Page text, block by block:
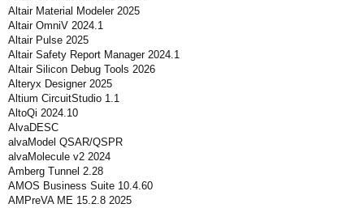
Altair Material Modeler 2025
Altair OmniV 2024.1
Altair Pulse 2025
Altair Safety Report Manager 2024.1
Altair Silicon Debug Tools 2026
Alteryx Designer 2025
Altium CircuitStudio 1.1
AltoQi 2024.10
AlvaDESC
alvaModel QSAR/QSPR
alvaMolecule v2 2024
Amberg Tunnel 2.28
AMOS Business Suite 10.4.60
AMPreVA ME 15.2.8 2025